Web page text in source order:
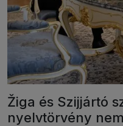
Žiga és Szijjártó
nyelvtörvény